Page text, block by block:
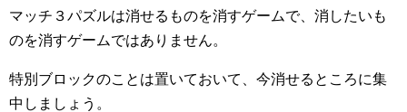
マッチ３パズルは消せるものを消すゲームで、消したいも
のを消すゲームではありません。
特別ブロックのことは置いておいて、今消せるところに集
中しましょう。